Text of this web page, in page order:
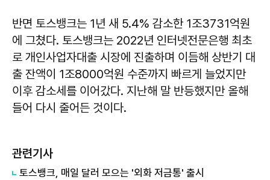
반면 토스뱅크는 1년 새 5.4% 감소한 1조3731억원
에 그쳤다. 토스뱅크는 2022년 인터넷전문은행 최초
로 개인사업자대출 시장에 진출하며 이듬해 상반기 대
출 잔액이 1조8000억원 수준까지 빠르게 늘었지만
이후 감소세를 이어갔다. 지난해 말 반등했지만 올해
들어 다시 줄어든 것이다.
관련기사
토스뱅크, 매일 달러 모으는 '외화 저금통' 출시